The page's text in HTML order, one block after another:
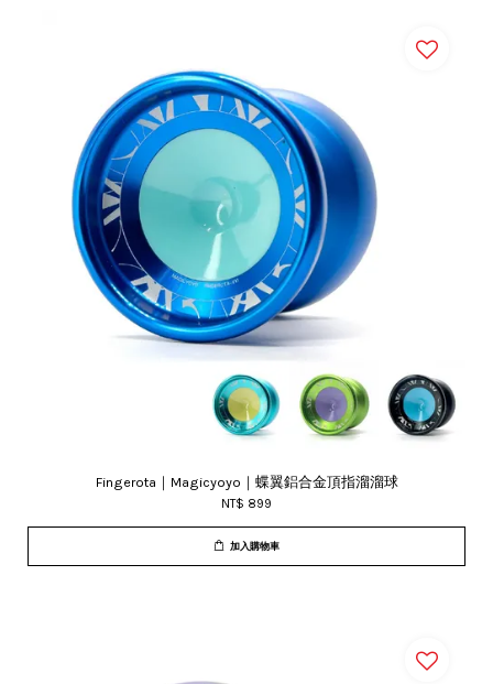
Fingerota｜Magicyoyo｜蝶翼鋁合金頂指溜溜球
NT$ 899
加入購物車